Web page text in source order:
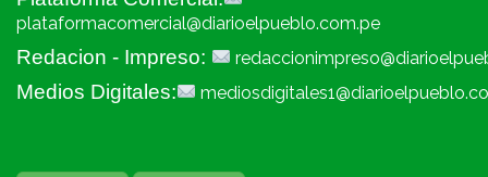
plataformacomercial@diarioelpueblo.com.pe
Redacion - Impreso:
Medios Digitales: